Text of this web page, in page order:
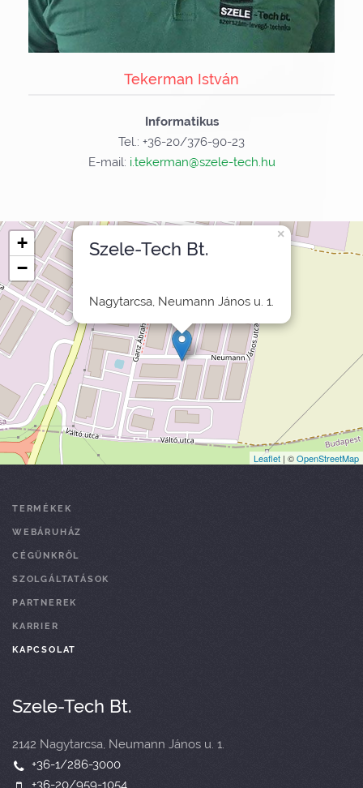
Tekerman István
Informatikus
Tel.: +36-20/376-90-23
E-mail: i.tekerman@szele-tech.hu
Szele-Tech Bt.
Nagytarcsa, Neumann János u. 1.
×
+
−
Leaflet | ©OpenStreetMap
TERMÉKEK
WEBÁRUHÁZ
CÉGÜNKRŐL
SZOLGÁLTATÁSOK
PARTNEREK
KARRIER
KAPCSOLAT
Szele-Tech Bt.
2142 Nagytarcsa, Neumann János u. 1.
+36-1/286-3000